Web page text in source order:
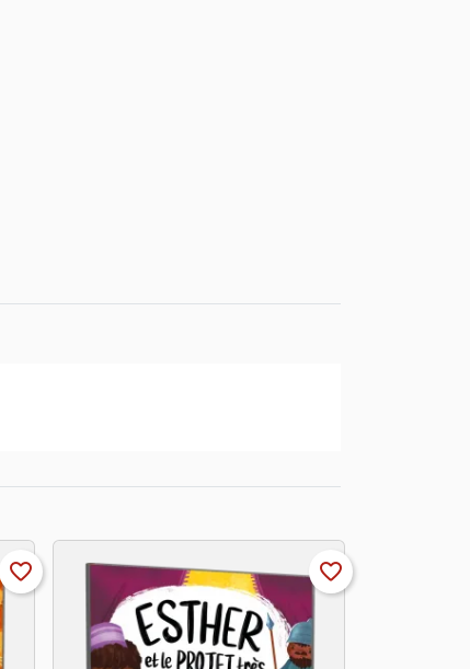
favorite_border favorite_border